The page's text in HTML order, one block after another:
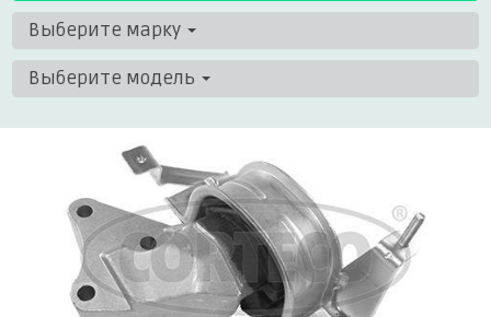
Выберите марку
Выберите модель